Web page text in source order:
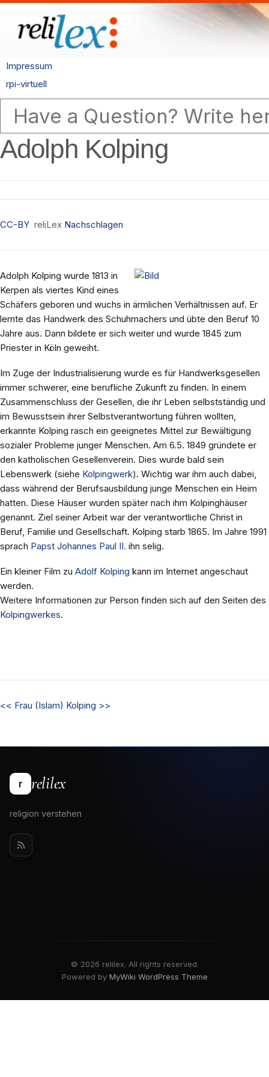
Impressum
rpi-virtuell
Adolph Kolping
CC-BY reliLex Nachschlagen
Adolph Kolping wurde 1813 in
Kerpen als viertes Kind eines
Schäfers geboren und wuchs in ärmlichen Verhältnissen auf. Er
lernte das Handwerk des Schuhmachers und übte den Beruf 10
Jahre aus. Dann bildete er sich weiter und wurde 1845 zum
Priester in Köln geweiht.
Im Zuge der Industrialisierung wurde es für Handwerksgesellen
immer schwerer, eine berufliche Zukunft zu finden. In einem
Zusammenschluss der Gesellen, die ihr Leben selbstständig und
im Bewusstsein ihrer Selbstverantwortung führen wollten,
erkannte Kolping rasch ein geeignetes Mittel zur Bewältigung
sozialer Probleme junger Menschen. Am 6.5. 1849 gründete er
den katholischen Gesellenverein. Dies wurde bald sein
Lebenswerk (siehe Kolpingwerk). Wichtig war ihm auch dabei,
dass während der Berufsausbildung junge Menschen ein Heim
hatten. Diese Häuser wurden später nach ihm Kolpinghäuser
genannt. Ziel seiner Arbeit war der verantwortliche Christ in
Beruf, Familie und Gesellschaft. Kolping starb 1865. Im Jahre 1991
sprach Papst Johannes Paul II. ihn selig.
Ein kleiner Film zu Adolf Kolping kann im Internet angeschaut
werden.
Weitere Informationen zur Person finden sich auf den Seiten des
Kolpingwerkes.
<< Frau (Islam) Kolping >>
r relilex
religion verstehen
© 2026 relilex. All rights reserved.
Powered by MyWiki WordPress Theme